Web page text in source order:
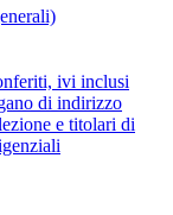
ivi inclusi
di indirizzo
e titolari di